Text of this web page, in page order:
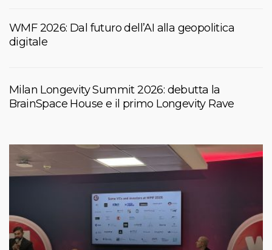
WMF 2026: Dal futuro dell’AI alla geopolitica
digitale
Milan Longevity Summit 2026: debutta la
BrainSpace House e il primo Longevity Rave